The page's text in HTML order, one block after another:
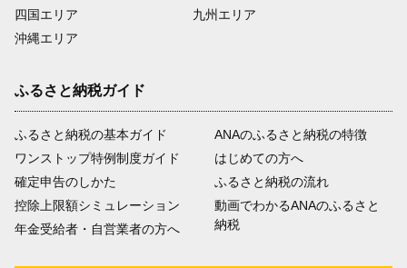
四国エリア
沖縄エリア
九州エリア
ふるさと納税ガイド
ふるさと納税の基本ガイド
ワンストップ特例制度ガイド
確定申告のしかた
控除上限額シミュレーション
年金受給者・自営業者の方へ
ANAのふるさと納税の特徴
はじめての方へ
ふるさと納税の流れ
動画でわかるANAのふるさと
納税